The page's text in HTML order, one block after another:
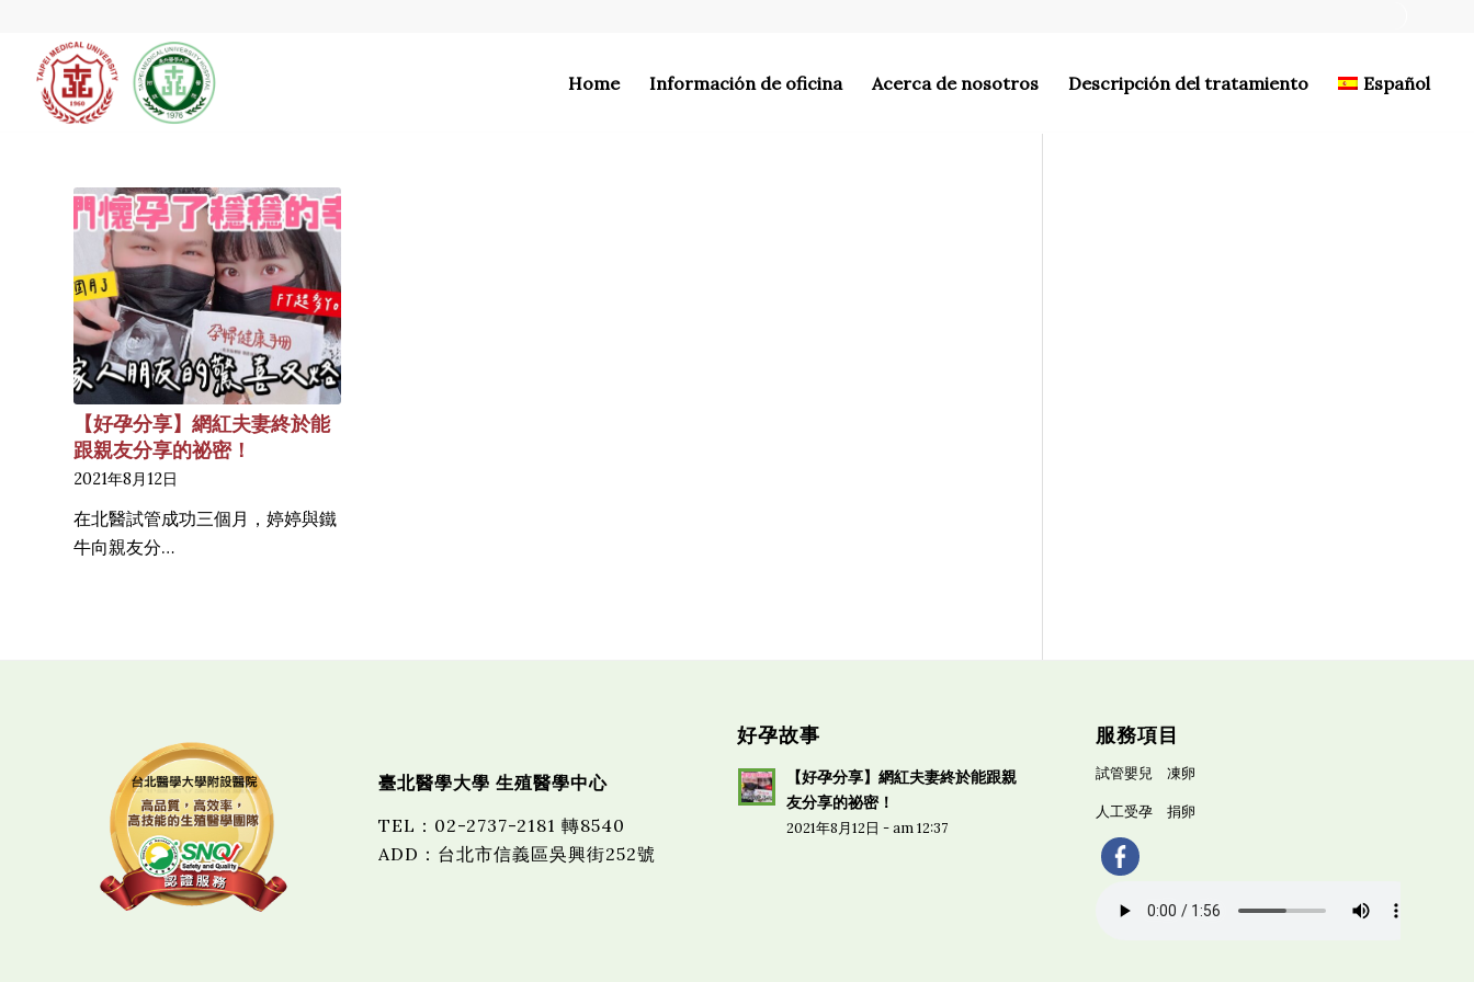
Home Información de oficina Acerca de nosotros Descripción del tratamiento Español
【好孕分享】網紅夫妻終於能
跟親友分享的祕密！
2021年8月12日
在北醫試管成功三個月，婷婷與鐵
牛向親友分…
臺北醫學大學 生殖醫學中心
TEL ： 02-2737-2181 轉8540
ADD：台北市信義區吳興街252號
好孕故事
【好孕分享】網紅夫妻終於能跟親
友分享的祕密！
2021年8月12日 - am 12:37
服務項目
試管嬰兒 凍卵
人工受孕 捐卵